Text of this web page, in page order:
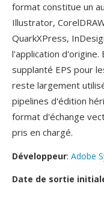
format constitue un
Illustrator,
QuarkXPress,
l'application d'origine.
supplanté EPS pour
reste largement
pipelines d'édition
format d'échange
pris en chargé.
Développeur: Adobe
Date de sortie